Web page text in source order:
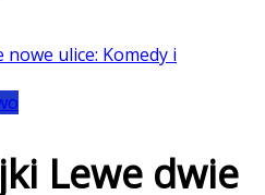
Lewe dwie